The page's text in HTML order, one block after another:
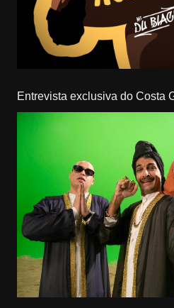
Entrevista exclusiva do Costa